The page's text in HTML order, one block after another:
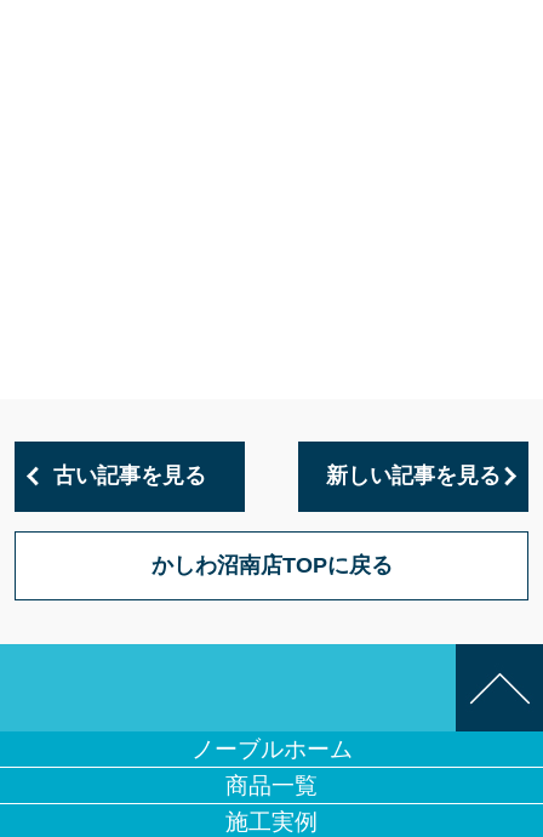
古い記事を見る 新しい記事を見る
かしわ沼南店TOPに戻る
ノーブルホーム
商品一覧
施工実例